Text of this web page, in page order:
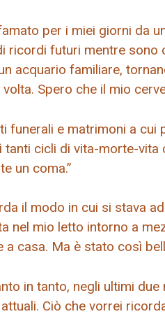
per i miei giorni da
ricordi futuri mentre sono
acquario familiare,
Spero che il mio
funerali e matrimoni a
tanti cicli di vita-morte-
un coma.”
il modo in cui si stava
nel mio letto intorno a
a casa. Ma è stato così
in tanto, negli ultimi
Ciò che vorrei